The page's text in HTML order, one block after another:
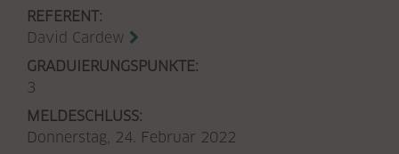
REFERENT:
David Cardew
GRADUIERUNGSPUNKTE:
3
MELDESCHLUSS:
Donnerstag, 24. Februar 2022